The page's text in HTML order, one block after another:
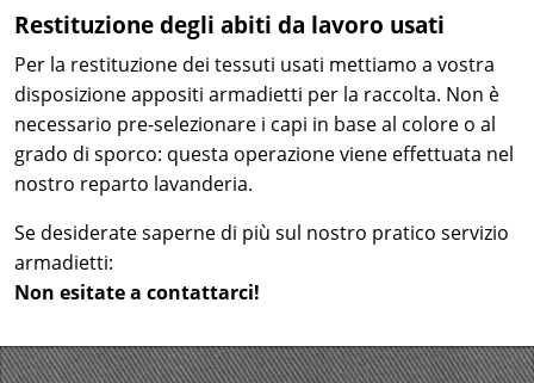
Restituzione degli abiti da lavoro usati
Per la restituzione dei tessuti usati mettiamo a vostra
disposizione appositi armadietti per la raccolta. Non è
necessario pre-selezionare i capi in base al colore o al
grado di sporco: questa operazione viene effettuata nel
nostro reparto lavanderia.
Se desiderate saperne di più sul nostro pratico servizio
armadietti:
Non esitate a contattarci!